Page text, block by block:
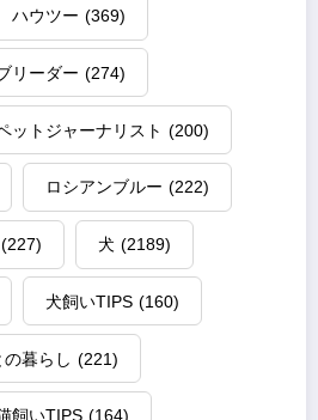
ハウツー (369)
リーダー (274)
ットジャーナリスト (200)
ロシアンブルー (222)
(227) 犬 (2189)
犬飼いTIPS (160)
の暮らし (221)
飼いTIPS (164)